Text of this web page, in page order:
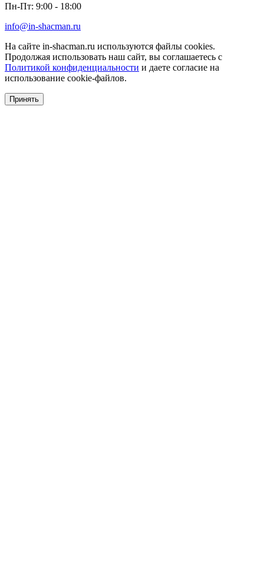
Пн-Пт: 9:00 - 18:00
info@in-shacman.ru
На сайте in-shacman.ru используются файлы cookies.
Продолжая использовать наш сайт, вы соглашаетесь с
Политикой конфиденциальности и даете согласие на
использование cookie-файлов.
Принять